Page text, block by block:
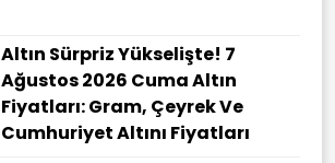
Altın Sürpriz Yükselişte! 7
Ağustos 2026 Cuma Altın
Fiyatları: Gram, Çeyrek Ve
Cumhuriyet Altını Fiyatları